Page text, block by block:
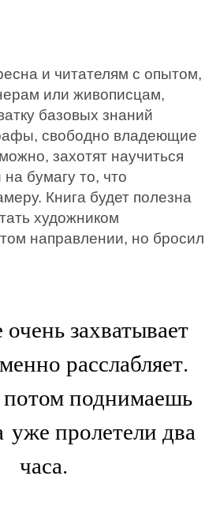
и читателям с опытом,
или живописцам,
базовых знаний
свободно владеющие
захотят научиться
бумагу то, что
Книга будет полезна
художником
направлении, но бросил
захватывает
расслабляет.
поднимаешь
пролетели два
часа.